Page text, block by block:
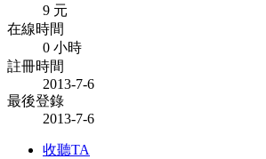
9 元
在線時間
0 小時
註冊時間
2013-7-6
最後登錄
2013-7-6
收聽TA